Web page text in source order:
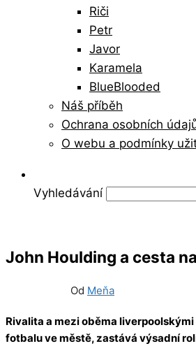
Riči
Petr
Javor
Karamela
BlueBlooded
Náš příběh
Ochrana osobních
O webu a podmínky
Vyhledávání
John Houlding a cesta
Od Meňa
Rivalita a mezi oběma
fotbalu ve městě, zastává výsadní